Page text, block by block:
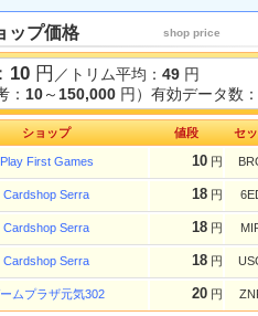
ップ価格 shop price
10 円 ／トリム平均： 49 円
： 10～ 150,000 円）有効データ数
ショップ 値段 セ
Play First Games 10 円
Cardshop Serra 18 円
Cardshop Serra 18 円
Cardshop Serra 18 円
ムプラザ元気302 20 円